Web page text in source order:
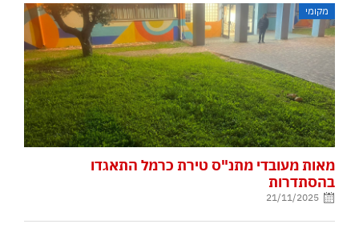
מקומי
מאות מעובדי מתנ"ס טירת כרמל התאגדו
בהסתדרות
21/11/2025